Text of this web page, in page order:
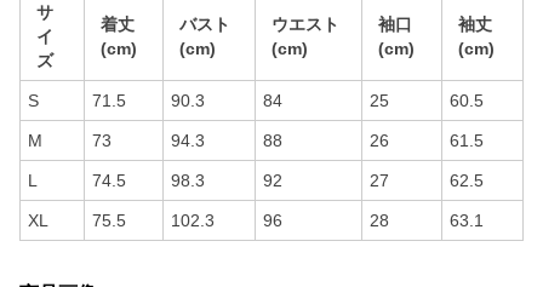
サ
イ
ズ
着丈
(cm)
バスト
(cm)
ウエスト
(cm)
袖口
(cm)
袖丈
(cm)
S 71.5 90.3 84 25 60.5
M 73 94.3 88 26 61.5
L 74.5 98.3 92 27 62.5
XL 75.5 102.3 96 28 63.1